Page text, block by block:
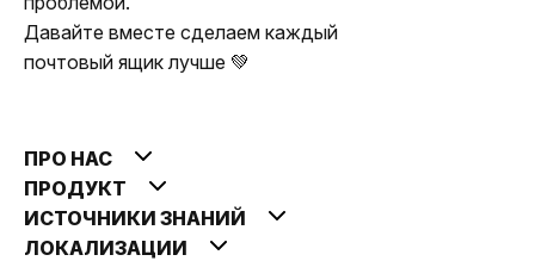
Давайте вместе сделаем каждый
почтовый ящик лучше 💚
ПРО НАС
ПРОДУКТ
ИСТОЧНИКИ ЗНАНИЙ
ЛОКАЛИЗАЦИИ